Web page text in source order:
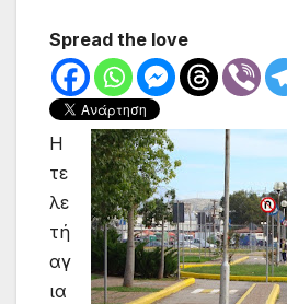
Spread the love
Η
τε
λε
τή
αγ
ια